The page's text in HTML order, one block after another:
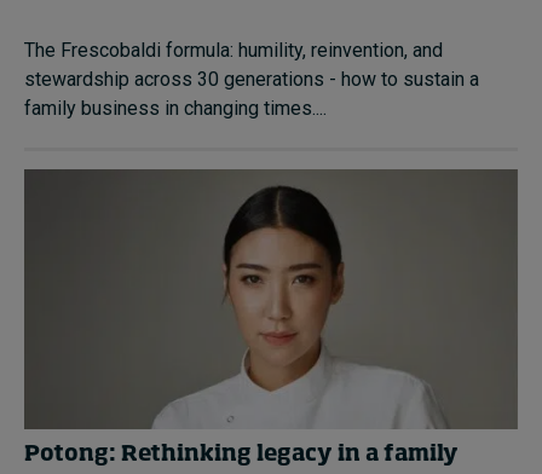
The Frescobaldi formula: humility, reinvention, and
stewardship across 30 generations - how to sustain a
family business in changing times....
Potong: Rethinking legacy in a family